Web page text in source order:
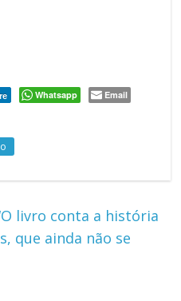
Whatsapp Email
livro conta a história
que ainda não se